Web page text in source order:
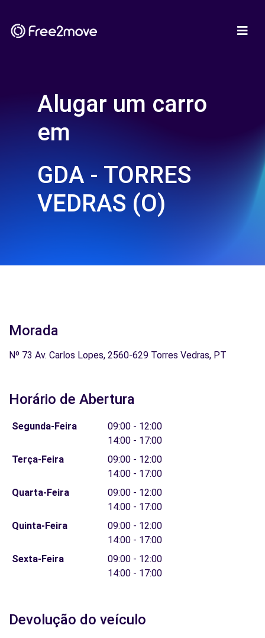
Alugar um carro
em
GDA - TORRES
VEDRAS (O)
Morada
Nº 73 Av. Carlos Lopes, 2560-629 Torres Vedras, PT
Horário de Abertura
Segunda-Feira
09:00 - 12:00
14:00 - 17:00
Terça-Feira
09:00 - 12:00
14:00 - 17:00
Quarta-Feira
09:00 - 12:00
14:00 - 17:00
Quinta-Feira
09:00 - 12:00
14:00 - 17:00
Sexta-Feira
09:00 - 12:00
14:00 - 17:00
Devolução do veículo